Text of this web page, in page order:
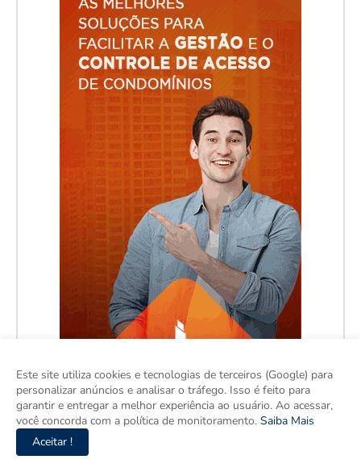
Este site utiliza cookies e tecnologias de terceiros (Google) para
personalizar anúncios e analisar o tráfego. Isso é feito para
garantir e entregar a melhor experiência ao usuário. Ao acessar,
você concorda com a política de monitoramento. Saiba Mais
Aceitar !